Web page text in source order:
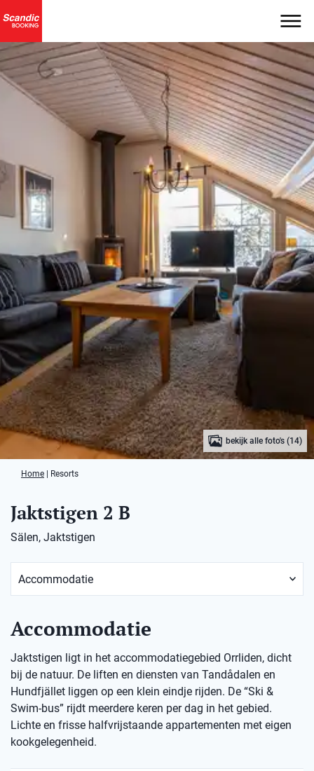
bekijk alle foto's (14)
Home Resorts
Jaktstigen 2 B
Sälen, Jaktstigen
Accommodatie
Jaktstigen ligt in het accommodatiegebied Orrliden, dicht
bij de natuur. De liften en diensten van Tandådalen en
Hundfjället liggen op een klein eindje rijden. De “Ski &
Swim-bus” rijdt meerdere keren per dag in het gebied.
Lichte en frisse halfvrijstaande appartementen met eigen
kookgelegenheid.